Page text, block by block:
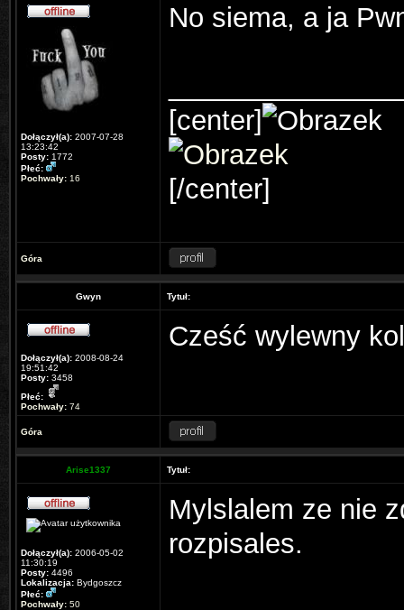
Dołączył(a): 2007-07-28
13:23:42
Posty: 1772
Płeć:
Pochwały: 16
No siema, a ja
[center]
[/center]
Góra
Gwyn Tytuł:
Dołączył(a): 2008-08-24
19:51:42
Posty: 3458
Płeć:
Pochwały: 74
Cześć wylewny
Góra
Arise1337 Tytuł:
Dołączył(a): 2006-05-02
11:30:19
Posty: 4496
Lokalizacja: Bydgoszcz
Płeć:
Pochwały: 50
Mylslalem ze nie
rozpisales.